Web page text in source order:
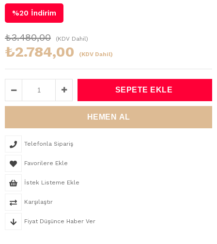
%20 İndirim
₺3.480,00 (KDV Dahil)
₺2.784,00 (KDV Dahil)
Telefonla Sipariş
Favorilere Ekle
İstek Listeme Ekle
Karşılaştır
Fiyat Düşünce Haber Ver